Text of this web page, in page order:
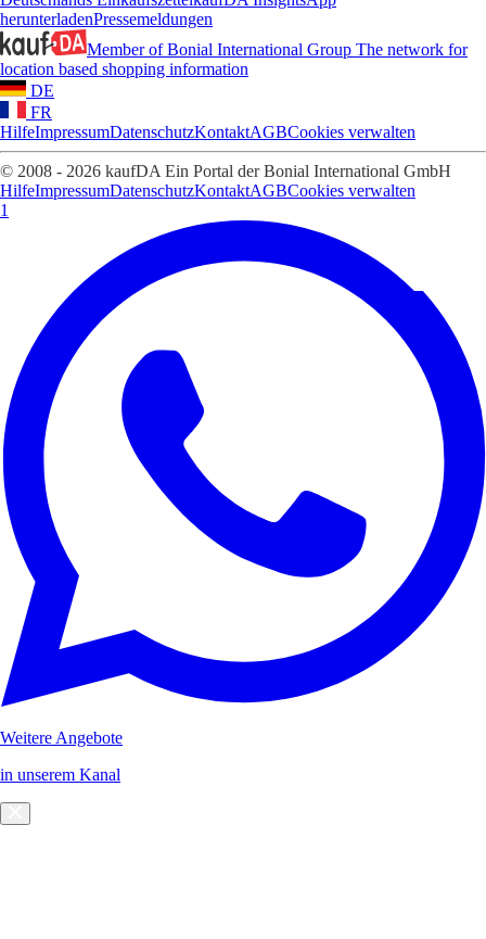
herunterladenPressemeldungen
Member of Bonial International Group The network for
location based shopping information
DE
FR
HilfeImpressumDatenschutzKontaktAGBCookies verwalten
© 2008 - 2026 kaufDA Ein Portal der Bonial International GmbH
HilfeImpressumDatenschutzKontaktAGBCookies verwalten
1
Weitere Angebote
in unserem Kanal